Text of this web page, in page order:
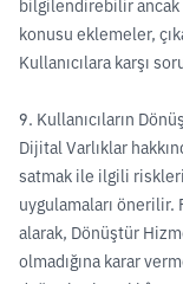
bilgilendirebilir ancak
konusu eklemeler,
Kullanıcılara karşı
9. Kullanıcıların
Dijital Varlıklar
satmak ile ilgili
uygulamaları önerilir.
alarak, Dönüştür
olmadığına karar